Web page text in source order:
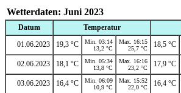
Wetterdaten: Juni 2023
Datum Temperatur
01.06.2023
19,3 °C
Min. 03:14
13,2 °C
Max. 16:15
25,7 °C
18,5 °C
02.06.2023 18,1 °C
Min. 05:34
13,8 °C
Max. 16:16
23,2 °C
17,9 °C
03.06.2023 16,4 °C
Min. 06:09
10,9 °C
Max. 15:52
22,0 °C
16,4 °C